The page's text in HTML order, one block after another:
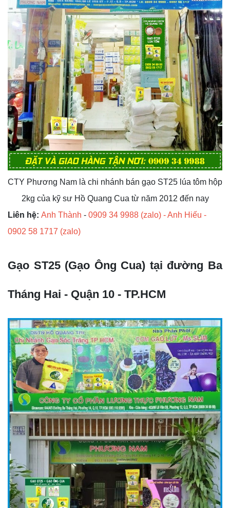
CTY Phương Nam là chi nhánh bán gạo ST25 lúa tôm hộp
2kg của kỹ sư Hồ Quang Cua từ năm 2012 đến nay
Liên hệ: Anh Thành - 0909 34 9988 (zalo) - Anh Hiếu -
0902 58 1717 (zalo)
Gạo ST25 (Gạo Ông Cua) tại đường Ba
Tháng Hai - Quận 10 - TP.HCM